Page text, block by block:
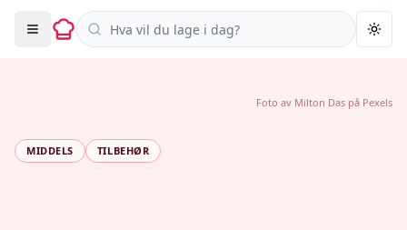
Søk i oppskrifter
MIDDELS TILBEHØR
Foto av Milton Das på Pexels